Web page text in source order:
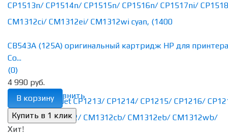
избранное сравнить
CB543A (125A) оригинальный картридж HP для
Co...
(0)
4 990 руб.
В корзину
Хит!